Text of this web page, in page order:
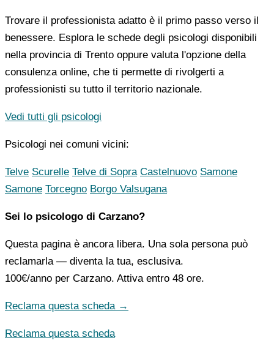
Trovare il professionista adatto è il primo passo verso il
benessere. Esplora le schede degli psicologi disponibili
nella provincia di Trento oppure valuta l'opzione della
consulenza online, che ti permette di rivolgerti a
professionisti su tutto il territorio nazionale.
Vedi tutti gli psicologi
Psicologi nei comuni vicini:
Telve Scurelle Telve di Sopra Castelnuovo Samone
Samone Torcegno Borgo Valsugana
Sei lo psicologo di Carzano?
Questa pagina è ancora libera. Una sola persona può
reclamarla — diventa la tua, esclusiva.
100€/anno per Carzano. Attiva entro 48 ore.
Reclama questa scheda →
Reclama questa scheda